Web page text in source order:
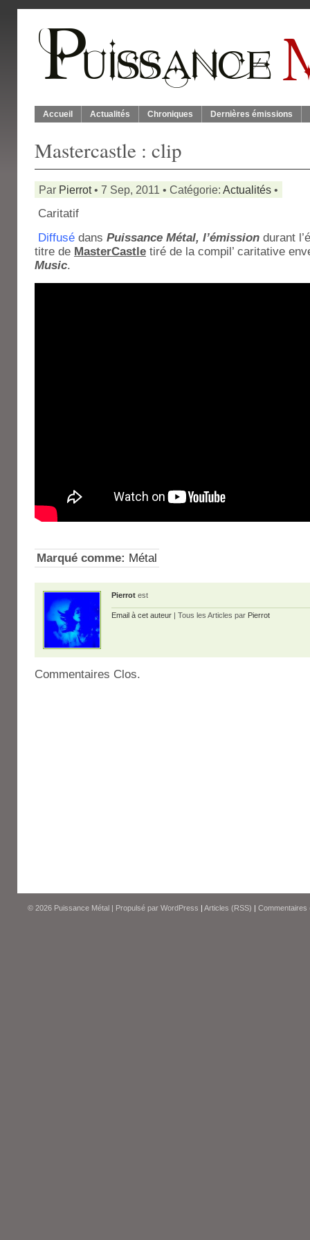
Accueil Actualités Chroniques Dernières émissions
Mastercastle : clip
Par Pierrot• 7 Sep, 2011 • Catégorie: Actualités •
Caritatif
Diffusé dans Puissance Métal, l’émission durant
titre de MasterCastle tiré de la compil’ caritative
Music.
Marqué comme: Métal
Pierrot est
Email à cet auteur | Tous les Articles par Pierrot
Commentaires Clos.
© 2026 Puissance Métal | Propulsé par WordPress | Articles (RSS) | Commentaires